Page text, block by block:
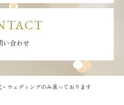
い合わせ
ウェディングのみ承っております